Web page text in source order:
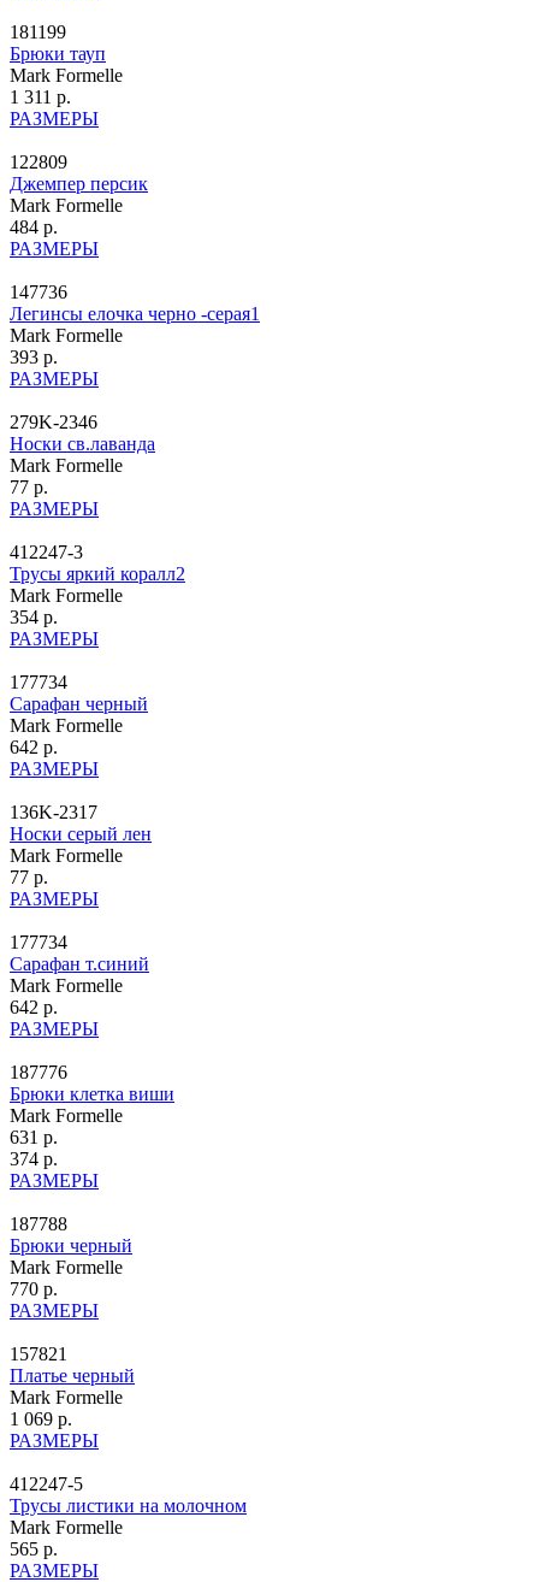
181199
Брюки тауп
Mark Formelle
1 311 р.
РАЗМЕРЫ
122809
Джемпер персик
Mark Formelle
484 р.
РАЗМЕРЫ
147736
Легинсы елочка черно -серая1
Mark Formelle
393 р.
РАЗМЕРЫ
279K-2346
Носки св.лаванда
Mark Formelle
77 р.
РАЗМЕРЫ
412247-3
Трусы яркий коралл2
Mark Formelle
354 р.
РАЗМЕРЫ
177734
Сарафан черный
Mark Formelle
642 р.
РАЗМЕРЫ
136K-2317
Носки серый лен
Mark Formelle
77 р.
РАЗМЕРЫ
177734
Сарафан т.синий
Mark Formelle
642 р.
РАЗМЕРЫ
187776
Брюки клетка виши
Mark Formelle
631 р.
374 р.
РАЗМЕРЫ
187788
Брюки черный
Mark Formelle
770 р.
РАЗМЕРЫ
157821
Платье черный
Mark Formelle
1 069 р.
РАЗМЕРЫ
412247-5
Трусы листики на молочном
Mark Formelle
565 р.
РАЗМЕРЫ